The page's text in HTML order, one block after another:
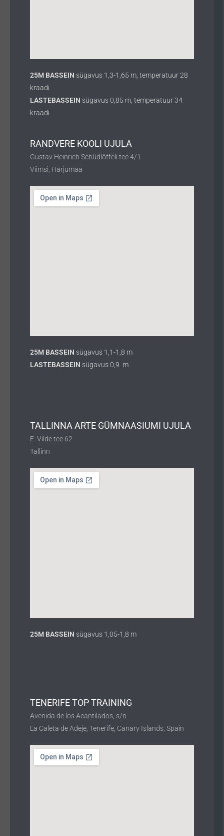
25M BASSEIN sügavus 1,3-1,65 m, temperatuur 28
kraadi
LASTEBASSEIN sügavus 0,85 m, temperatuur 34
kraadi
RANDVERE KOOLI UJULA
Gustav Heinrich Schüdlöffeli tee 4/1
Viimsi, Harjumaa
25M BASSEIN sügavus 1,1-1,8 m
LASTEBASSEIN sügavus 0,9 m
TALLINNA ARTE GÜMNAASIUMI UJULA
E. Vilde tee 62
Tallinn
25M BASSEIN sügavus 1,05-1,8 m
TENERIFE TOP TRAINING
Avenida de los Acantilados, s/n
La Caleta de Adeje, Tenerife, Canary Islands, Spain